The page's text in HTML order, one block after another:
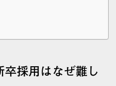
卒採用はなぜ難し